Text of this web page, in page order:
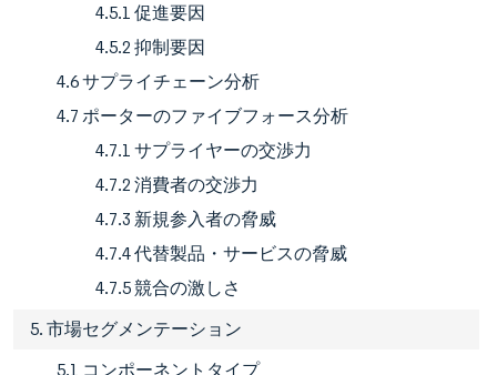
4.5.1 促進要因
4.5.2 抑制要因
4.6 サプライチェーン分析
4.7 ポーターのファイブフォース分析
4.7.1 サプライヤーの交渉力
4.7.2 消費者の交渉力
4.7.3 新規参入者の脅威
4.7.4 代替製品・サービスの脅威
4.7.5 競合の激しさ
5. 市場セグメンテーション
5.1 コンポーネントタイプ